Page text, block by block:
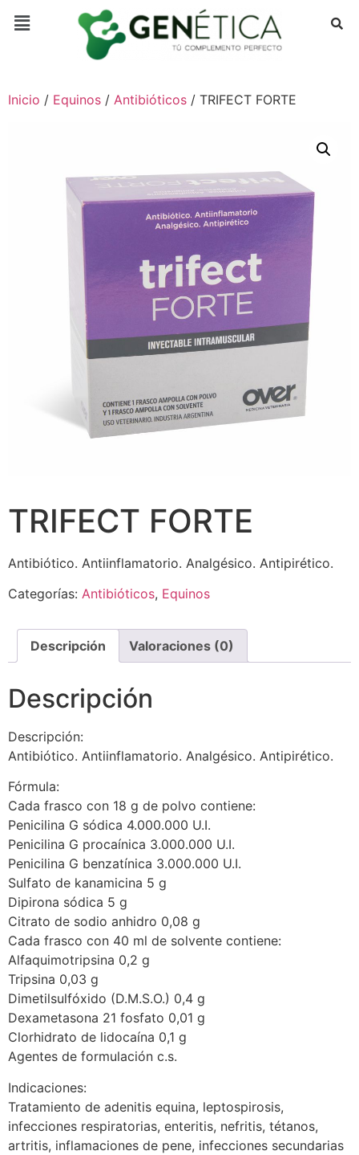
Inicio / Equinos / Antibióticos / TRIFECT FORTE
TRIFECT FORTE
Antibiótico. Antiinflamatorio. Analgésico. Antipirético.
Categorías: Antibióticos, Equinos
Descripción Valoraciones (0)
Descripción
Descripción:
Antibiótico. Antiinflamatorio. Analgésico. Antipirético.
Fórmula:
Cada frasco con 18 g de polvo contiene:
Penicilina G sódica 4.000.000 U.I.
Penicilina G procaínica 3.000.000 U.I.
Penicilina G benzatínica 3.000.000 U.I.
Sulfato de kanamicina 5 g
Dipirona sódica 5 g
Citrato de sodio anhidro 0,08 g
Cada frasco con 40 ml de solvente contiene:
Alfaquimotripsina 0,2 g
Tripsina 0,03 g
Dimetilsulfóxido (D.M.S.O.) 0,4 g
Dexametasona 21 fosfato 0,01 g
Clorhidrato de lidocaína 0,1 g
Agentes de formulación c.s.
Indicaciones:
Tratamiento de adenitis equina, leptospirosis,
infecciones respiratorias, enteritis, nefritis, tétanos,
artritis, inflamaciones de pene, infecciones secundarias